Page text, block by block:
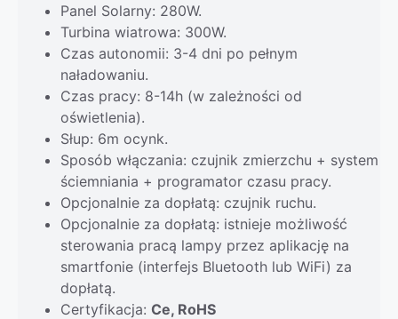
Panel Solarny: 280W.
Turbina wiatrowa: 300W.
Czas autonomii: 3-4 dni po pełnym
naładowaniu.
Czas pracy: 8-14h (w zależności od
oświetlenia).
Słup: 6m ocynk.
Sposób włączania: czujnik zmierzchu + system
ściemniania + programator czasu pracy.
Opcjonalnie za dopłatą: czujnik ruchu.
Opcjonalnie za dopłatą: istnieje możliwość
sterowania pracą lampy przez aplikację na
smartfonie (interfejs Bluetooth lub WiFi) za
dopłatą.
Certyfikacja: Ce, RoHS